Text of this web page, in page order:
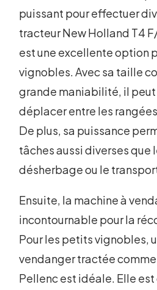
puissant pour effectuer
tracteur New Holland T4
est une excellente option
vignobles. Avec sa taille
grande maniabilité, il
déplacer entre les
De plus, sa puissance
tâches aussi diverses que
désherbage ou le
Ensuite, la machine à
incontournable pour la
Pour les petits vignobles,
vendanger tractée
Pellenc est idéale. Elle